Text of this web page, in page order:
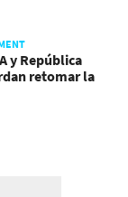
y República
retomar la